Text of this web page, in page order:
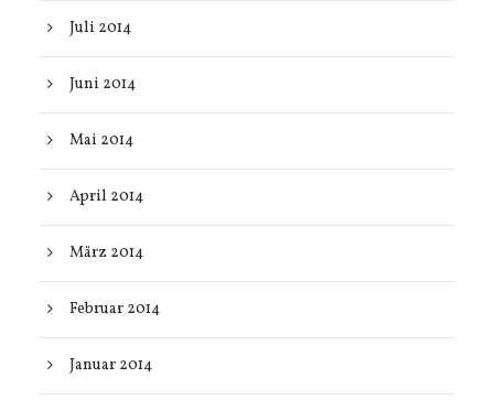
Juli 2014
Juni 2014
Mai 2014
April 2014
März 2014
Februar 2014
Januar 2014